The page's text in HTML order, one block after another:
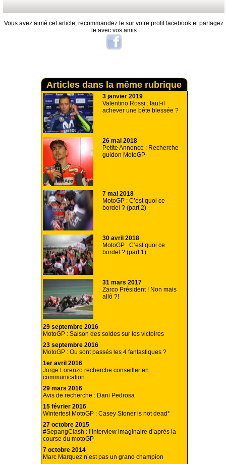
Vous avez aimé cet article, recommandez le sur votre profil facebook et partagez
le avec vos amis
Articles dans la même rubrique
3 janvier 2019
Valentino Rossi : faut-il
achever une bête blessée ?
26 mai 2018
Petite Annonce : Recherche
guidon MotoGP
7 mai 2018
MotoGP : C’est quoi ce
bordel ? (part 2)
30 avril 2018
MotoGP : C’est quoi ce
bordel ? (part 1)
31 mars 2017
Zarco Président ! Non mais
allô ?!
29 septembre 2016
MotoGP : Saison des soldes sur les victoires
23 septembre 2016
MotoGP : Ou sont passés les 4 fantastiques ?
1er avril 2016
Jorge Lorenzo recherche conseiller en
communication
29 mars 2016
Avis de recherche : Dani Pedrosa
15 février 2016
Wintertest MotoGP : Casey Stoner is not dead*
27 octobre 2015
#SepangClash : l’interview imaginaire d’après la
course du motoGP
7 octobre 2014
Marc Marquez n’est pas un grand champion